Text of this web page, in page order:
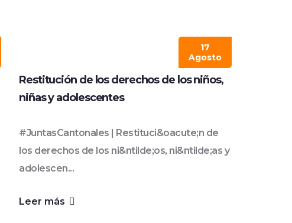
17
Agosto
Restitución de los derechos de los niños,
niñas y adolescentes
#JuntasCantonales | Restituci&oacute;n de
los derechos de los ni&ntilde;os, ni&ntilde;as y
adolescen...
Leer más